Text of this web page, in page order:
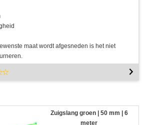
maat wordt afgesneden is het niet
Zuigslang groen | 50 mm | 6
meter